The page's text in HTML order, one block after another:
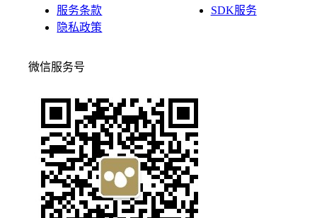
服务条款
隐私政策
SDK服务
微信服务号